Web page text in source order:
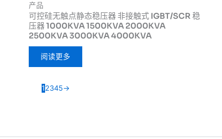
产品
可控硅无触点静态稳压器 非接触式 IGBT/SCR 稳
压器 1000KVA 1500KVA 2000KVA
2500KVA 3000KVA 4000KVA
阅读更多
12345→